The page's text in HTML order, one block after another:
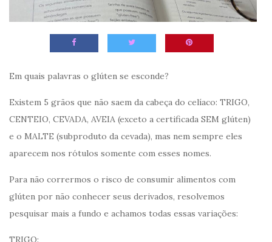
Em quais palavras o glúten se esconde?
Existem 5 grãos que não saem da cabeça do celíaco: TRIGO,
CENTEIO, CEVADA, AVEIA (exceto a certificada SEM glúten)
e o MALTE (subproduto da cevada), mas nem sempre eles
aparecem nos rótulos somente com esses nomes.
Para não corrermos o risco de consumir alimentos com
glúten por não conhecer seus derivados, resolvemos
pesquisar mais a fundo e achamos todas essas variações:
TRIGO: